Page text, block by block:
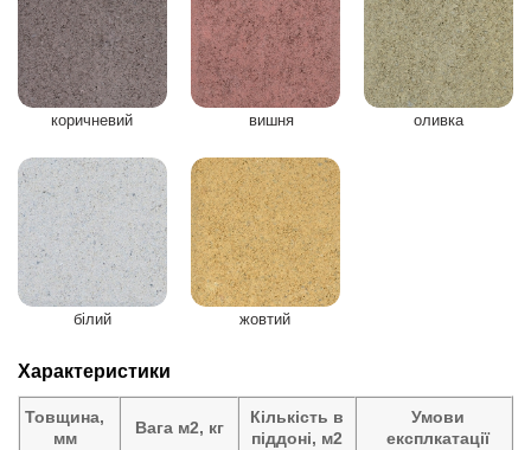
коричневий вишня оливка
білий жовтий
Характеристики
Товщина,
мм
Вага м2, кг
Кількість в
піддоні, м2
Умови
експлкатації